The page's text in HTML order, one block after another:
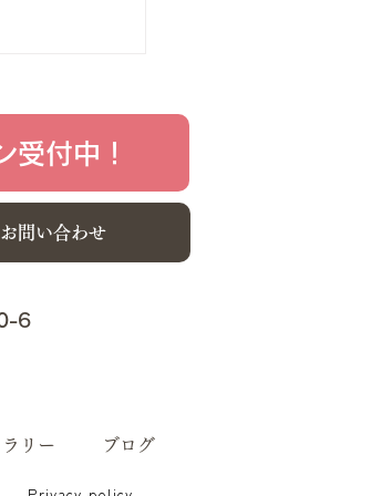
みなさん、...
お問い合わせ
受付中！
6
リー ブログ